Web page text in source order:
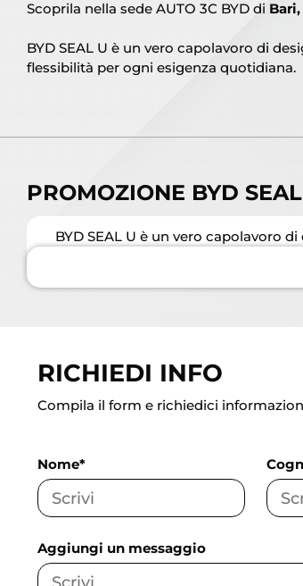
Scoprila nella sede AUTO 3C BYD di
BYD SEAL U è un vero capolavoro di
flessibilità per ogni esigenza quotidiana.
PROMOZIONE BYD
BYD SEAL U è un vero capolavoro
RICHIEDI INFO
Compila il form e richiedici
Nome*
Aggiungi un messaggio